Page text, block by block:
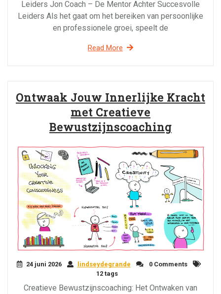
Leiders Jon Coach – De Mentor Achter Succesvolle
Leiders Als het gaat om het bereiken van persoonlijke
en professionele groei, speelt de
Read More
Ontwaak Jouw Innerlijke Kracht
met Creatieve
Bewustzijnscoaching
24 juni 2026 lindseydegrande
0 Comments
12 tags
Creatieve Bewustzijnscoaching: Het Ontwaken van